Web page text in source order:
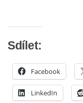
Sdílet:
Facebook
LinkedIn